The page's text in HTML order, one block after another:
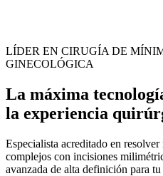
LÍDER EN CIRUGÍA DE
GINECOLÓGICA
La máxima
la experiencia
Especialista acreditado en
complejos con incisiones
avanzada de alta definición para